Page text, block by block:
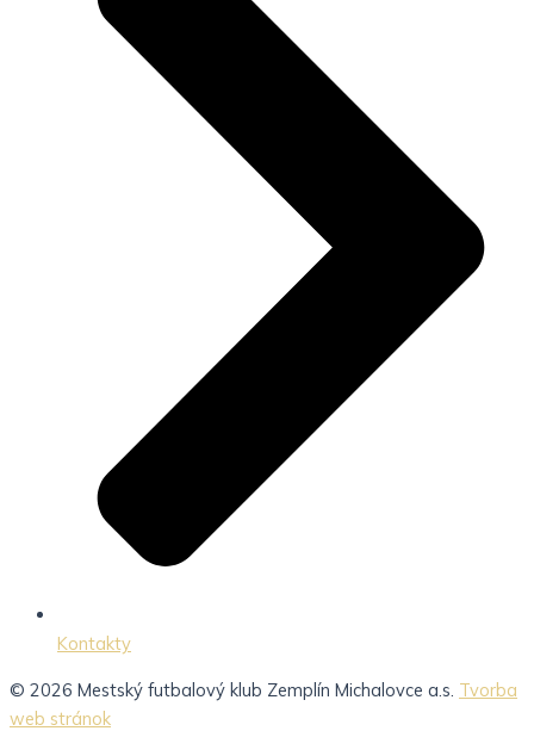
Kontakty
© 2026 Mestský futbalový klub Zemplín Michalovce a.s. Tvorba
web stránok